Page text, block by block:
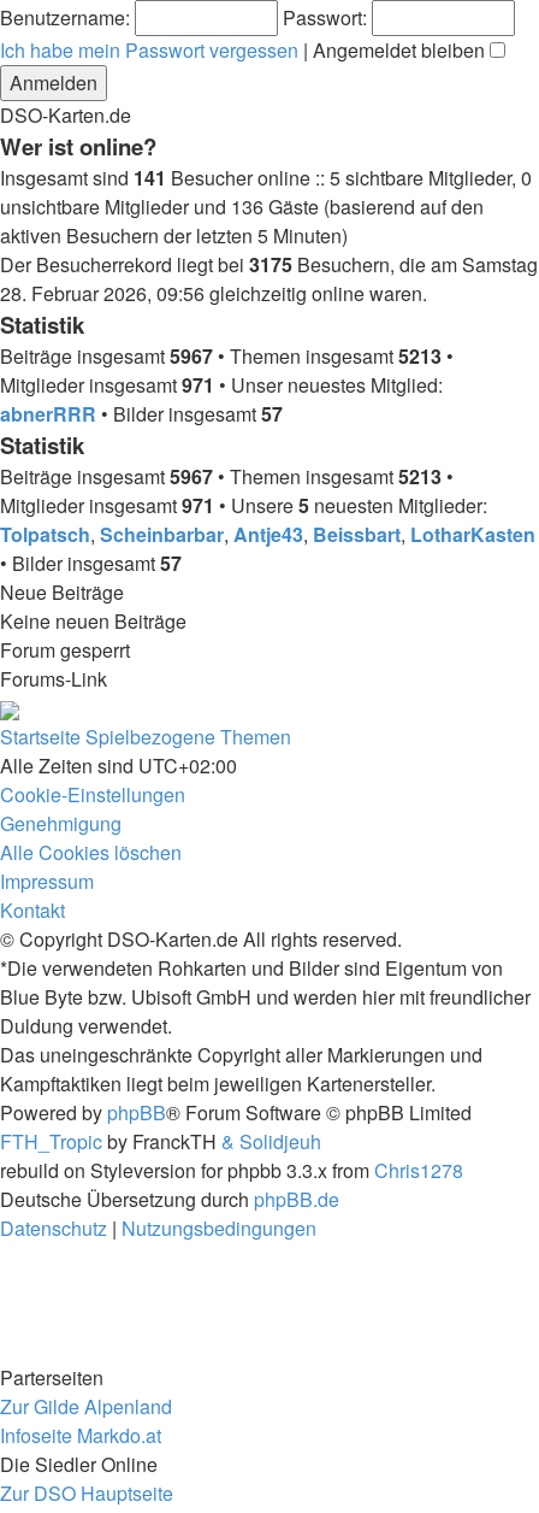
Benutzername:
Passwort:
Ich habe mein Passwort vergessen | Angemeldet bleiben
DSO-Karten.de
Wer ist online?
Insgesamt sind 141 Besucher online :: 5 sichtbare Mitglieder, 0
unsichtbare Mitglieder und 136 Gäste (basierend auf den
aktiven Besuchern der letzten 5 Minuten)
Der Besucherrekord liegt bei 3175 Besuchern, die am Samstag
28. Februar 2026, 09:56 gleichzeitig online waren.
Statistik
Beiträge insgesamt5967 • Themen insgesamt5213 •
Mitglieder insgesamt971 • Unser neuestes Mitglied:
abnerRRR • Bilder insgesamt57
Statistik
Beiträge insgesamt5967 • Themen insgesamt5213 •
Mitglieder insgesamt971 • Unsere5 neuesten Mitglieder:
Tolpatsch, Scheinbarbar, Antje43, Beissbart, LotharKasten
• Bilder insgesamt57
Neue Beiträge
Keine neuen Beiträge
Forum gesperrt
Forums-Link
StartseiteSpielbezogene Themen
Alle Zeiten sind UTC+02:00
Cookie-Einstellungen
Genehmigung
Alle Cookies löschen
Impressum
Kontakt
© Copyright DSO-Karten.de All rights reserved.
*Die verwendeten Rohkarten und Bilder sind Eigentum von
Blue Byte bzw. Ubisoft GmbH und werden hier mit freundlicher
Duldung verwendet.
Das uneingeschränkte Copyright aller Markierungen und
Kampftaktiken liegt beim jeweiligen Kartenersteller.
Powered by phpBB® Forum Software © phpBB Limited
FTH_Tropicby FranckTH & Solidjeuh
rebuild on Styleversion for phpbb 3.3.x fromChris1278
Deutsche Übersetzung durch phpBB.de
Datenschutz | Nutzungsbedingungen
Parterseiten
Zur Gilde Alpenland
Infoseite Markdo.at
Die Siedler Online
Zur DSO Hauptseite